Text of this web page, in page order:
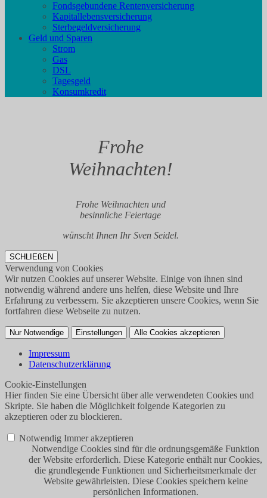
Fondsgebundene Rentenversicherung
Kapitallebensversicherung
Sterbegeldversicherung
Geld und Sparen
Strom
Gas
DSL
Tagesgeld
Konsumkredit
Frohe
Weihnachten!
Frohe Weihnachten und
besinnliche Feiertage
wünscht Ihnen Ihr Sven Seidel.
SCHLIEßEN
Verwendung von Cookies
Wir nutzen Cookies auf unserer Website. Einige von ihnen sind
notwendig während andere uns helfen, diese Website und Ihre
Erfahrung zu verbessern. Sie akzeptieren unsere Cookies, wenn Sie
fortfahren diese Webseite zu nutzen.
Nur Notwendige Einstellungen Alle Cookies akzeptieren
Impressum
Datenschutzerklärung
Cookie-Einstellungen
Hier finden Sie eine Übersicht über alle verwendeten Cookies und
Skripte. Sie haben die Möglichkeit folgende Kategorien zu
akzeptieren oder zu blockieren.
Notwendig Immer akzeptieren
Notwendige Cookies sind für die ordnungsgemäße Funktion
der Website erforderlich. Diese Kategorie enthält nur Cookies,
die grundlegende Funktionen und Sicherheitsmerkmale der
Website gewährleisten. Diese Cookies speichern keine
persönlichen Informationen.